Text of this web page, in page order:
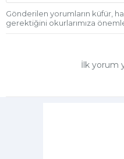
Gönderilen yorumların küfür,
gerektiğini okurlarımıza önemle
İlk yorum